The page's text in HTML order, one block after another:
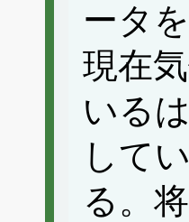
ータ
現在
いる
して
る。